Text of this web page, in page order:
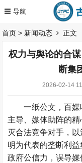
首页 > 新闻动态 正文
权力与舆论的合
断集
2026-02-14
一纸公文，百
主导、媒体助阵的
灭合法竞争对手，
明为代表的垄断利
政府公信力，误导